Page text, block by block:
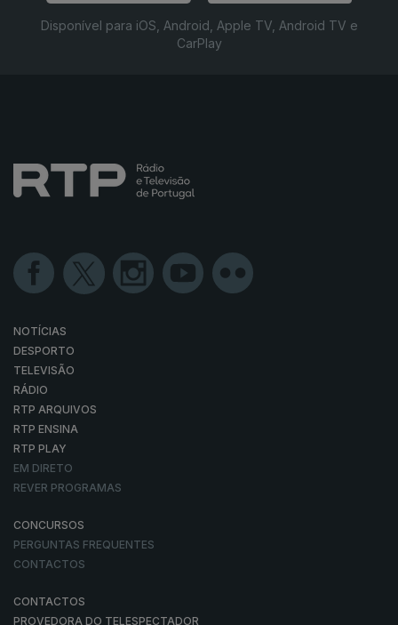
Disponível para iOS, Android, Apple TV, Android TV e
CarPlay
NOTÍCIAS
DESPORTO
TELEVISÃO
RÁDIO
RTP ARQUIVOS
RTP ENSINA
RTP PLAY
EM DIRETO
REVER PROGRAMAS
CONCURSOS
PERGUNTAS FREQUENTES
CONTACTOS
CONTACTOS
PROVEDORA DO TELESPECTADOR